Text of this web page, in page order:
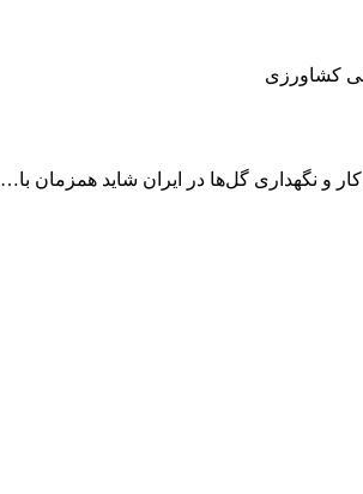
کشاورزی
و نگهداری گل‌ها در ایران شاید همزمان با…